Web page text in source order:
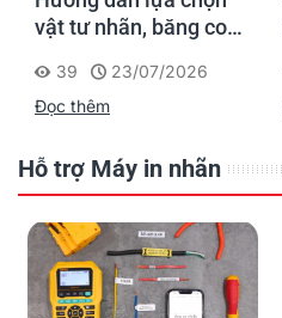
vật tư nhãn, băng co
Supvan G15M Pro
39
23/07/2026
Đọc thêm
Hỗ trợ Máy in nhãn